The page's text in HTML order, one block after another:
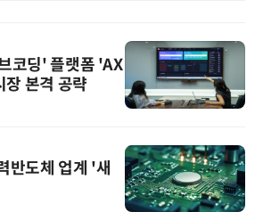
코딩' 플랫폼 'AX
본격 공략
반도체 업계 '새